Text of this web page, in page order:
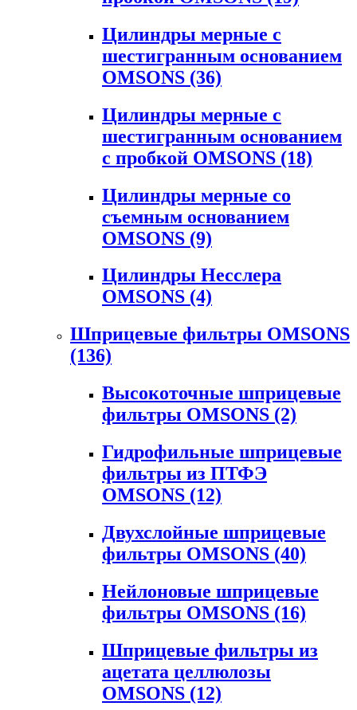
Цилиндры мерные с
шестигранным основанием
OMSONS (36)
Цилиндры мерные с
шестигранным основанием
с пробкой OMSONS (18)
Цилиндры мерные со
съемным основанием
OMSONS (9)
Цилиндры Несслера
OMSONS (4)
Шприцевые фильтры OMSONS
(136)
Высокоточные шприцевые
фильтры OMSONS (2)
Гидрофильные шприцевые
фильтры из ПТФЭ
OMSONS (12)
Двухслойные шприцевые
фильтры OMSONS (40)
Нейлоновые шприцевые
фильтры OMSONS (16)
Шприцевые фильтры из
ацетата целлюлозы
OMSONS (12)